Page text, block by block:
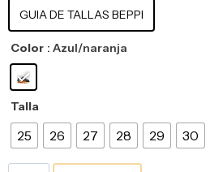
GUIA DE TALLAS BEPPI
Color : Azul/naranja
Talla
25 26 27 28 29 30